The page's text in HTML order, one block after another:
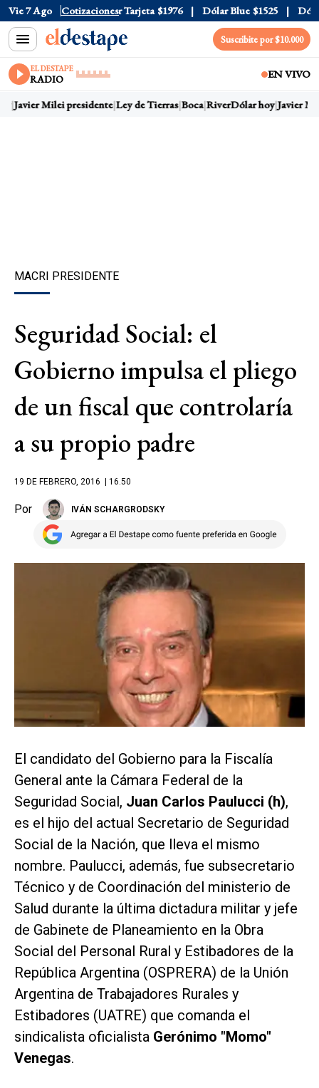
Vie 7 Ago Cotizaciones
Oficial $1520 Dólar Tarjeta $1976 Dólar Blue $1525 Dólar
Suscribite por $10.000
EL DESTAPE
RADIO EN VIVO
Javier Milei presidente Ley de Tierras Boca RiverDólar hoy Javier
MACRI PRESIDENTE
Seguridad Social: el
Gobierno impulsa el pliego
de un fiscal que controlaría
a su propio padre
19 DE FEBRERO, 2016 | 16.50
Por IVÁN SCHARGRODSKY
El candidato del Gobierno para la Fiscalía
General ante la Cámara Federal de la
Seguridad Social, Juan Carlos Paulucci (h),
es el hijo del actual Secretario de Seguridad
Social de la Nación, que lleva el mismo
nombre. Paulucci, además, fue subsecretario
Técnico y de Coordinación del ministerio de
Salud durante la última dictadura militar y jefe
de Gabinete de Planeamiento en la Obra
Social del Personal Rural y Estibadores de la
República Argentina (OSPRERA) de la Unión
Argentina de Trabajadores Rurales y
Estibadores (UATRE) que comanda el
sindicalista oficialista Gerónimo "Momo"
Venegas.